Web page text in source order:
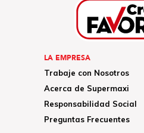
LA EMPRESA
Trabaje con Nosotros
Acerca de Supermaxi
Responsabilidad Social
Preguntas Frecuentes